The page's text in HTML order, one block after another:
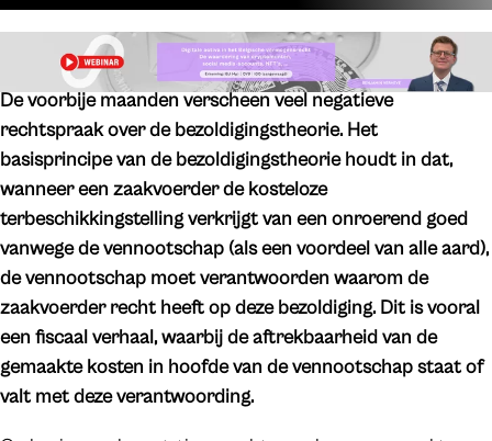
De voorbije maanden verscheen veel negatieve
rechtspraak over de bezoldigingstheorie. Het
basisprincipe van de bezoldigingstheorie houdt in dat,
wanneer een zaakvoerder de kosteloze
terbeschikkingstelling verkrijgt van een onroerend goed
vanwege de vennootschap (als een voordeel van alle aard),
de vennootschap moet verantwoorden waarom de
zaakvoerder recht heeft op deze bezoldiging. Dit is vooral
een fiscaal verhaal, waarbij de aftrekbaarheid van de
gemaakte kosten in hoofde van de vennootschap staat of
valt met deze verantwoording.